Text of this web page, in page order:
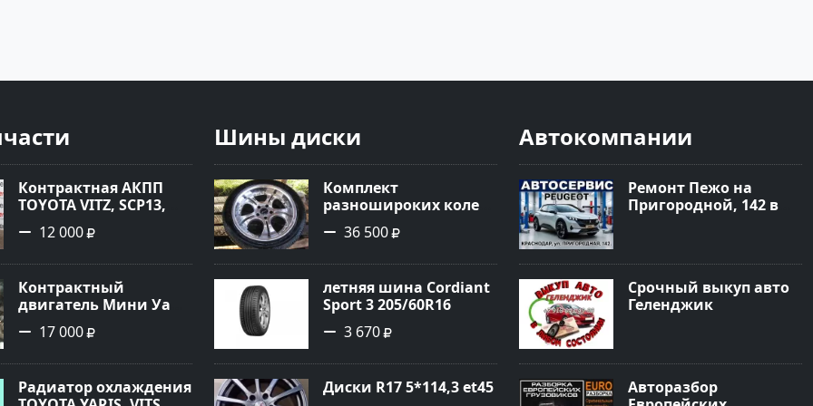
Контрактная АКПП
TOYOTA VITZ, SCP13,
2SZ-FE, K410-11A Ростов
12 000
Контрактный
двигатель Мини Уан
1.6 Краснодар
17 000
Радиатор охлаждения
Шины диски
Комплект
разношироких колес
R-18 хром Краснодар
36 500
летняя шина Cordiant
Sport 3 205/60R16
3 670
Диски R17 5*114,3 et45
Автокомпании
Ремонт Пежо на
Пригородной, 142 в
Срочный выкуп авто
Геленджик
Авторазбор